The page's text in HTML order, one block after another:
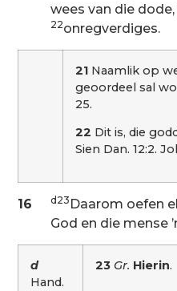
wees van die
22onregverdiges.
21 Naamlik op
geoordeel sal
25.
22 Dit is, die
Sien Dan. 12:2.
16 d23 Daarom oefen
God en die mense
d
Hand.
23 Gr. Hierin.